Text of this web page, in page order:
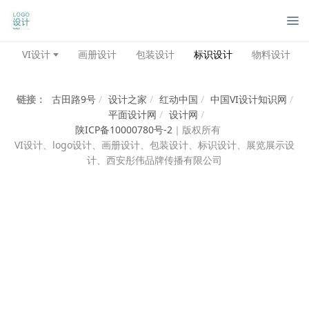
VI设计 画册设计 包装设计 标识设计 物料设计
链接： 古田路9号 / 设计之家 / 红动中国 / 中国VI设计知识网 /
平面设计网 / 设计网 /
陕ICP备10000780号-2 ｜ 版权所有
VI设计、 logo设计、画册设计、包装设计、标识设计、展览展示设
计、西安彤伟品牌传播有限公司